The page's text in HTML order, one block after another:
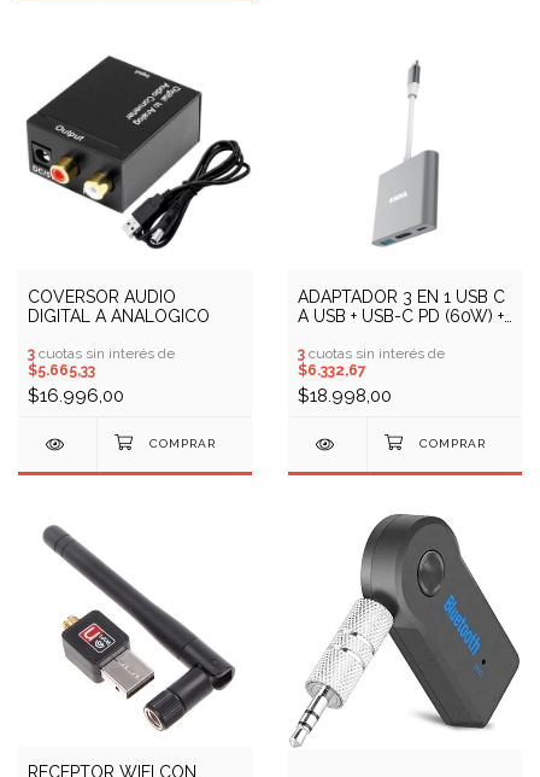
COVERSOR AUDIO
DIGITAL A ANALOGICO
3 cuotas sin interés de
$5.665,33
$16.996,00
ADAPTADOR 3 EN 1 USB C
A USB + USB-C PD (60W) +
3 cuotas sin interés de
$6.332,67
$18.998,00
RECEPTOR WIFI CON